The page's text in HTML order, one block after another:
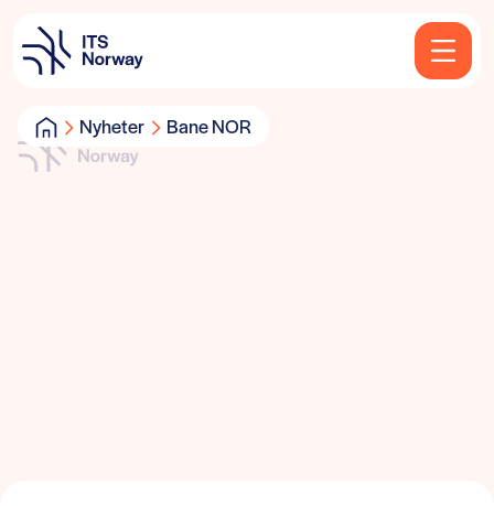
Nyheter Bane NOR